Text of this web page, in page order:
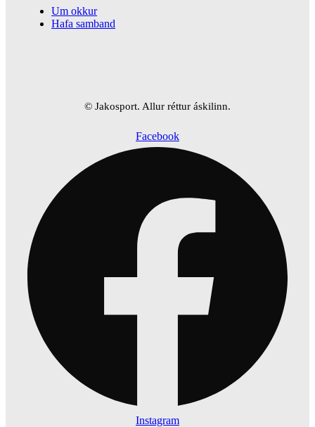
Um okkur
Hafa samband
© Jakosport. Allur réttur áskilinn.
Facebook
Instagram